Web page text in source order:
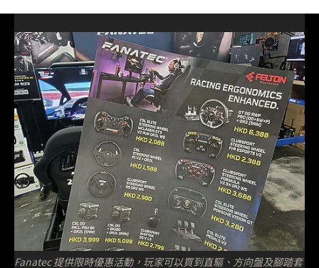
Fanatec 提供限時優惠活動，玩家可以買到直驅、方向盤及腳踏套